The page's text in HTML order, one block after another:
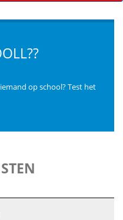
op school? Test het